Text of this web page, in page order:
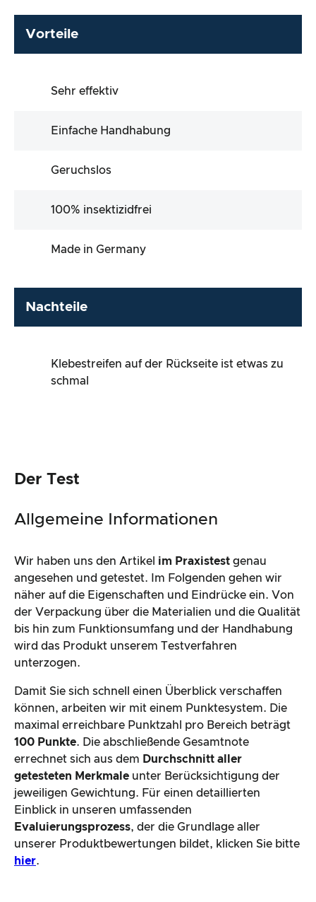
Vorteile
Sehr effektiv
Einfache Handhabung
Geruchslos
100% insektizidfrei
Made in Germany
Nachteile
Klebestreifen auf der Rückseite ist etwas zu
schmal
Der Test
Allgemeine Informationen
Wir haben uns den Artikel im Praxistest genau
angesehen und getestet. Im Folgenden gehen wir
näher auf die Eigenschaften und Eindrücke ein. Von
der Verpackung über die Materialien und die Qualität
bis hin zum Funktionsumfang und der Handhabung
wird das Produkt unserem Testverfahren
unterzogen.
Damit Sie sich schnell einen Überblick verschaffen
können, arbeiten wir mit einem Punktesystem. Die
maximal erreichbare Punktzahl pro Bereich beträgt
100 Punkte. Die abschließende Gesamtnote
errechnet sich aus dem Durchschnitt aller
getesteten Merkmale unter Berücksichtigung der
jeweiligen Gewichtung. Für einen detaillierten
Einblick in unseren umfassenden
Evaluierungsprozess, der die Grundlage aller
unserer Produktbewertungen bildet, klicken Sie bitte
hier.